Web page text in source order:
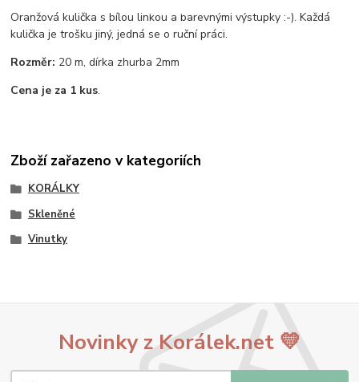
Oranžová kulička s bílou linkou a barevnými výstupky :-). Každá
kulička je trošku jiný, jedná se o ruční práci.
Rozměr: 20 m, dírka zhurba 2mm
Cena je za 1 kus.
Zboží zařazeno v kategoriích
KORÁLKY
Skleněné
Vinutky
Novinky z Korálek.net 💛